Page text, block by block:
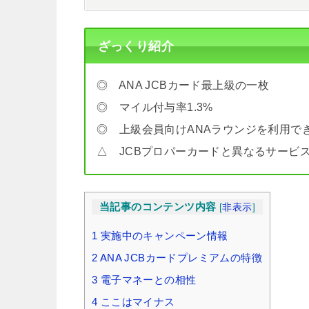
ざっくり紹介
◎ ANA JCBカード最上級の一枚
◎ マイル付与率1.3%
◎ 上級会員向けANAラウンジを利用で
△ JCBプロパーカードと異なるサービ
当記事のコンテンツ内容 [非表示]
1 実施中のキャンペーン情報
2 ANA JCBカードプレミアムの特徴
3 電子マネーとの相性
4 ここはマイナス